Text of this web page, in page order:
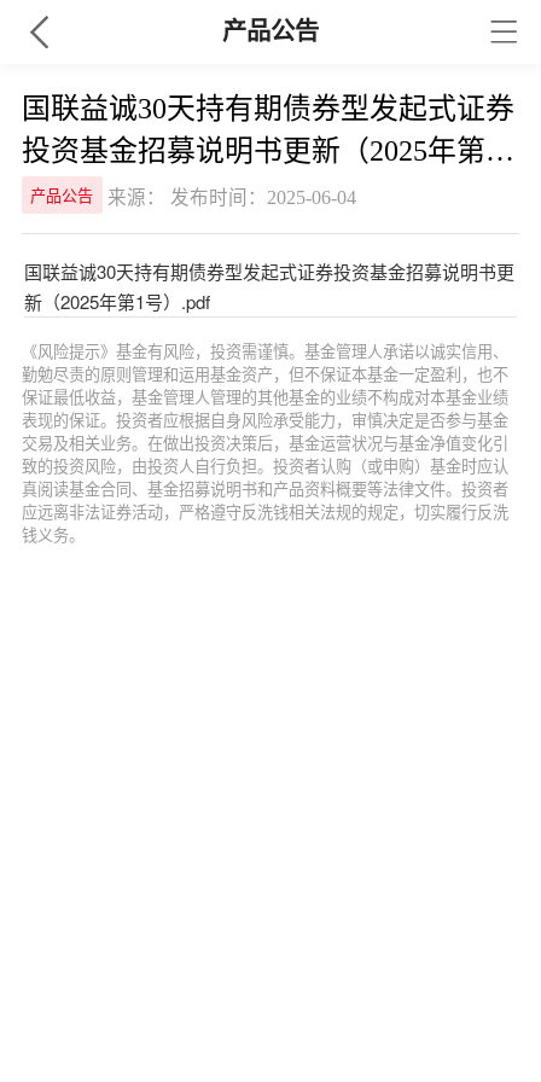
产品公告
国联益诚30天持有期债券型发起式证券
投资基金招募说明书更新（2025年第1
号）
产品公告 来源： 发布时间：2025-06-04
国联益诚30天持有期债券型发起式证券投资基金招募说明书更
新（2025年第1号）.pdf
《风险提示》基金有风险，投资需谨慎。基金管理人承诺以诚实信用、
勤勉尽责的原则管理和运用基金资产，但不保证本基金一定盈利，也不
保证最低收益，基金管理人管理的其他基金的业绩不构成对本基金业绩
表现的保证。投资者应根据自身风险承受能力，审慎决定是否参与基金
交易及相关业务。在做出投资决策后，基金运营状况与基金净值变化引
致的投资风险，由投资人自行负担。投资者认购（或申购）基金时应认
真阅读基金合同、基金招募说明书和产品资料概要等法律文件。投资者
应远离非法证券活动，严格遵守反洗钱相关法规的规定，切实履行反洗
钱义务。